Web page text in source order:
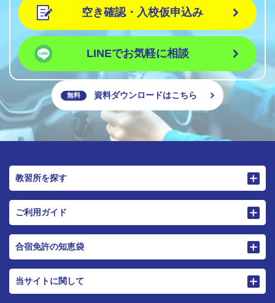
空き確認・入校仮申込み
LINEでお気軽に相談
無料 資料ダウンロードはこちら
教習所を探す
ご利用ガイド
合宿免許の知恵袋
当サイトに関して